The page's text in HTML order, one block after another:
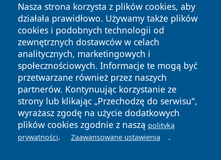
Nasza strona korzysta z plików cookies, aby
działała prawidłowo. Używamy także plików
cookies i podobnych technologii od
zewnętrznych dostawców w celach
analitycznych, marketingowych i
społecznościowych. Informacje te mogą być
przetwarzane również przez naszych
partnerów. Kontynuując korzystanie ze
strony lub klikając „Przechodzę do serwisu",
wyrażasz zgodę na użycie dodatkowych
plików cookies zgodnie z naszą polityką
prywatności. Zaawansowane ustawienia .
Copyright © 2026 portalkalisz.pl Wszystkie prawa
zastrzeżone.
News Autorzy
Polityka
Prywatności
Polityka
Cookies